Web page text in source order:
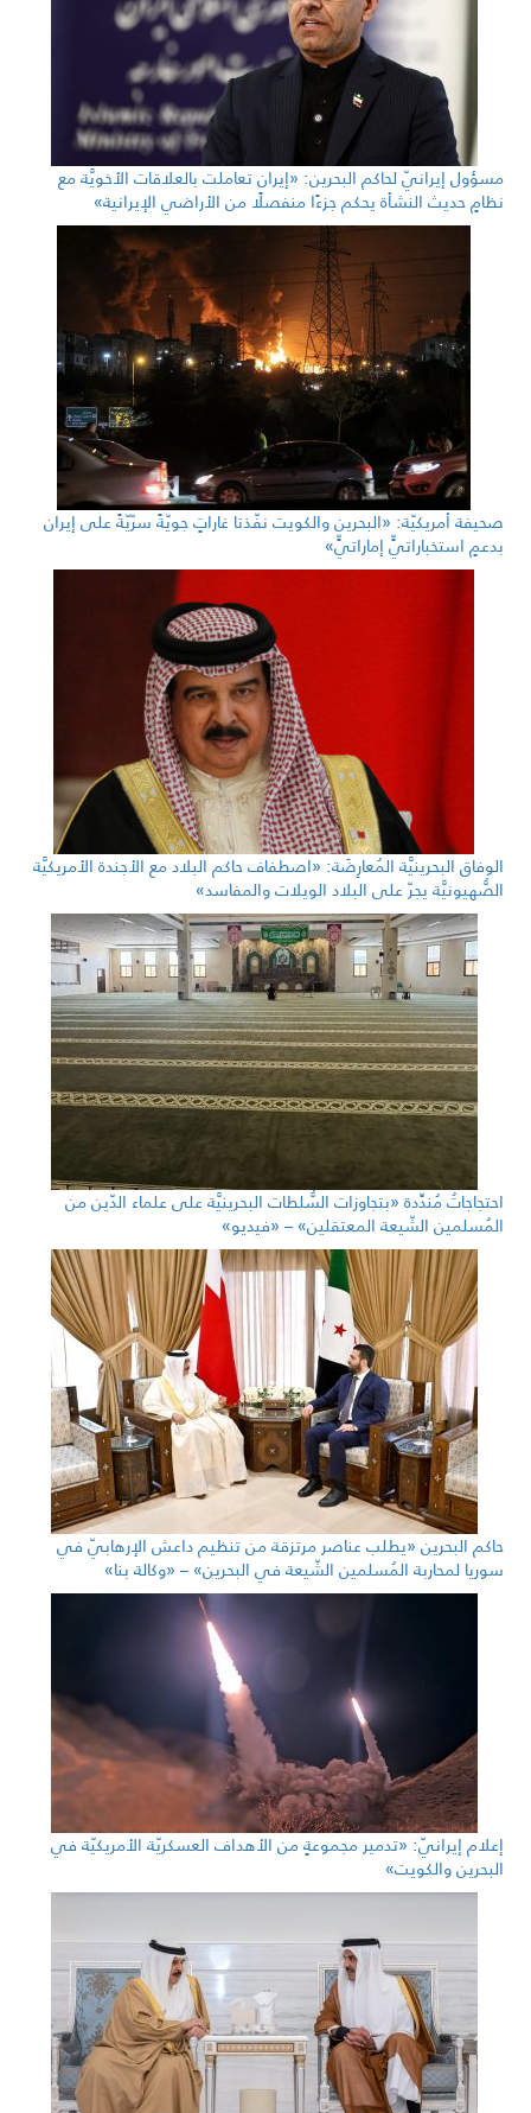
مسؤول إيرانيّ لحاكم البحرين: «إيران تعاملت بالعلاقات الأخويَّة مع
نظامٍ حديث النشأة يحكم جزءًا منفصلًا من الأراضي الإيرانية»
صحيفة أمريكيّة: «البحرين والكويت نفّذتا غاراتٍ جويّةً سرّيّةً على إيران
بدعمٍ استخباراتيٍّ إماراتيٍّ»
الوفاق البحرينيَّة المُعارِضَة: «اصطفاف حاكم البلاد مع الأجندة الأمريكيَّة
الصُّهيونيَّة يجرّ على البلاد الويلات والمفاسد»
احتجاجاتٌ مُندِّدة «بتجاوزات السُّلطات البحرينيَّة على علماء الدّين من
المُسلمين الشّيعة المعتقلين» – «فيديو»
حاكم البحرين «يطلب عناصر مرتزقة من تنظيم داعش الإرهابيّ في
سوريا لمحاربة المُسلمين الشّيعة في البحرين» – «وكالة بنا»
إعلام إيرانيّ: «تدمير مجموعةٍ من الأهداف العسكريّة الأمريكيّة في
البحرين والكويت»